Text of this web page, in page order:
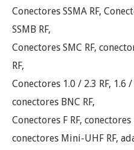
Conectores SSMA RF,
SSMB RF,
Conectores SMC RF,
RF,
Conectores 1.0 / 2.3 RF, 1.6
conectores BNC RF,
Conectores F RF, conectores
conectores Mini-UHF RF,